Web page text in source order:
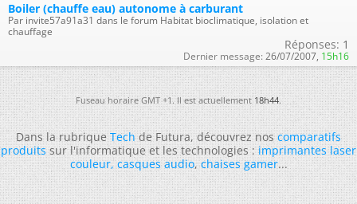
Boiler (chauffe eau) autonome à carburant
Par invite57a91a31 dans le forum Habitat bioclimatique, isolation et
chauffage
Réponses: 1
Dernier message: 26/07/2007, 15h16
Fuseau horaire GMT +1. Il est actuellement 18h44.
Dans la rubriqueTechde Futura, découvrez noscomparatifs
produitssur l'informatique et les technologies :imprimantes laser
couleur,casques audio,chaises gamer...